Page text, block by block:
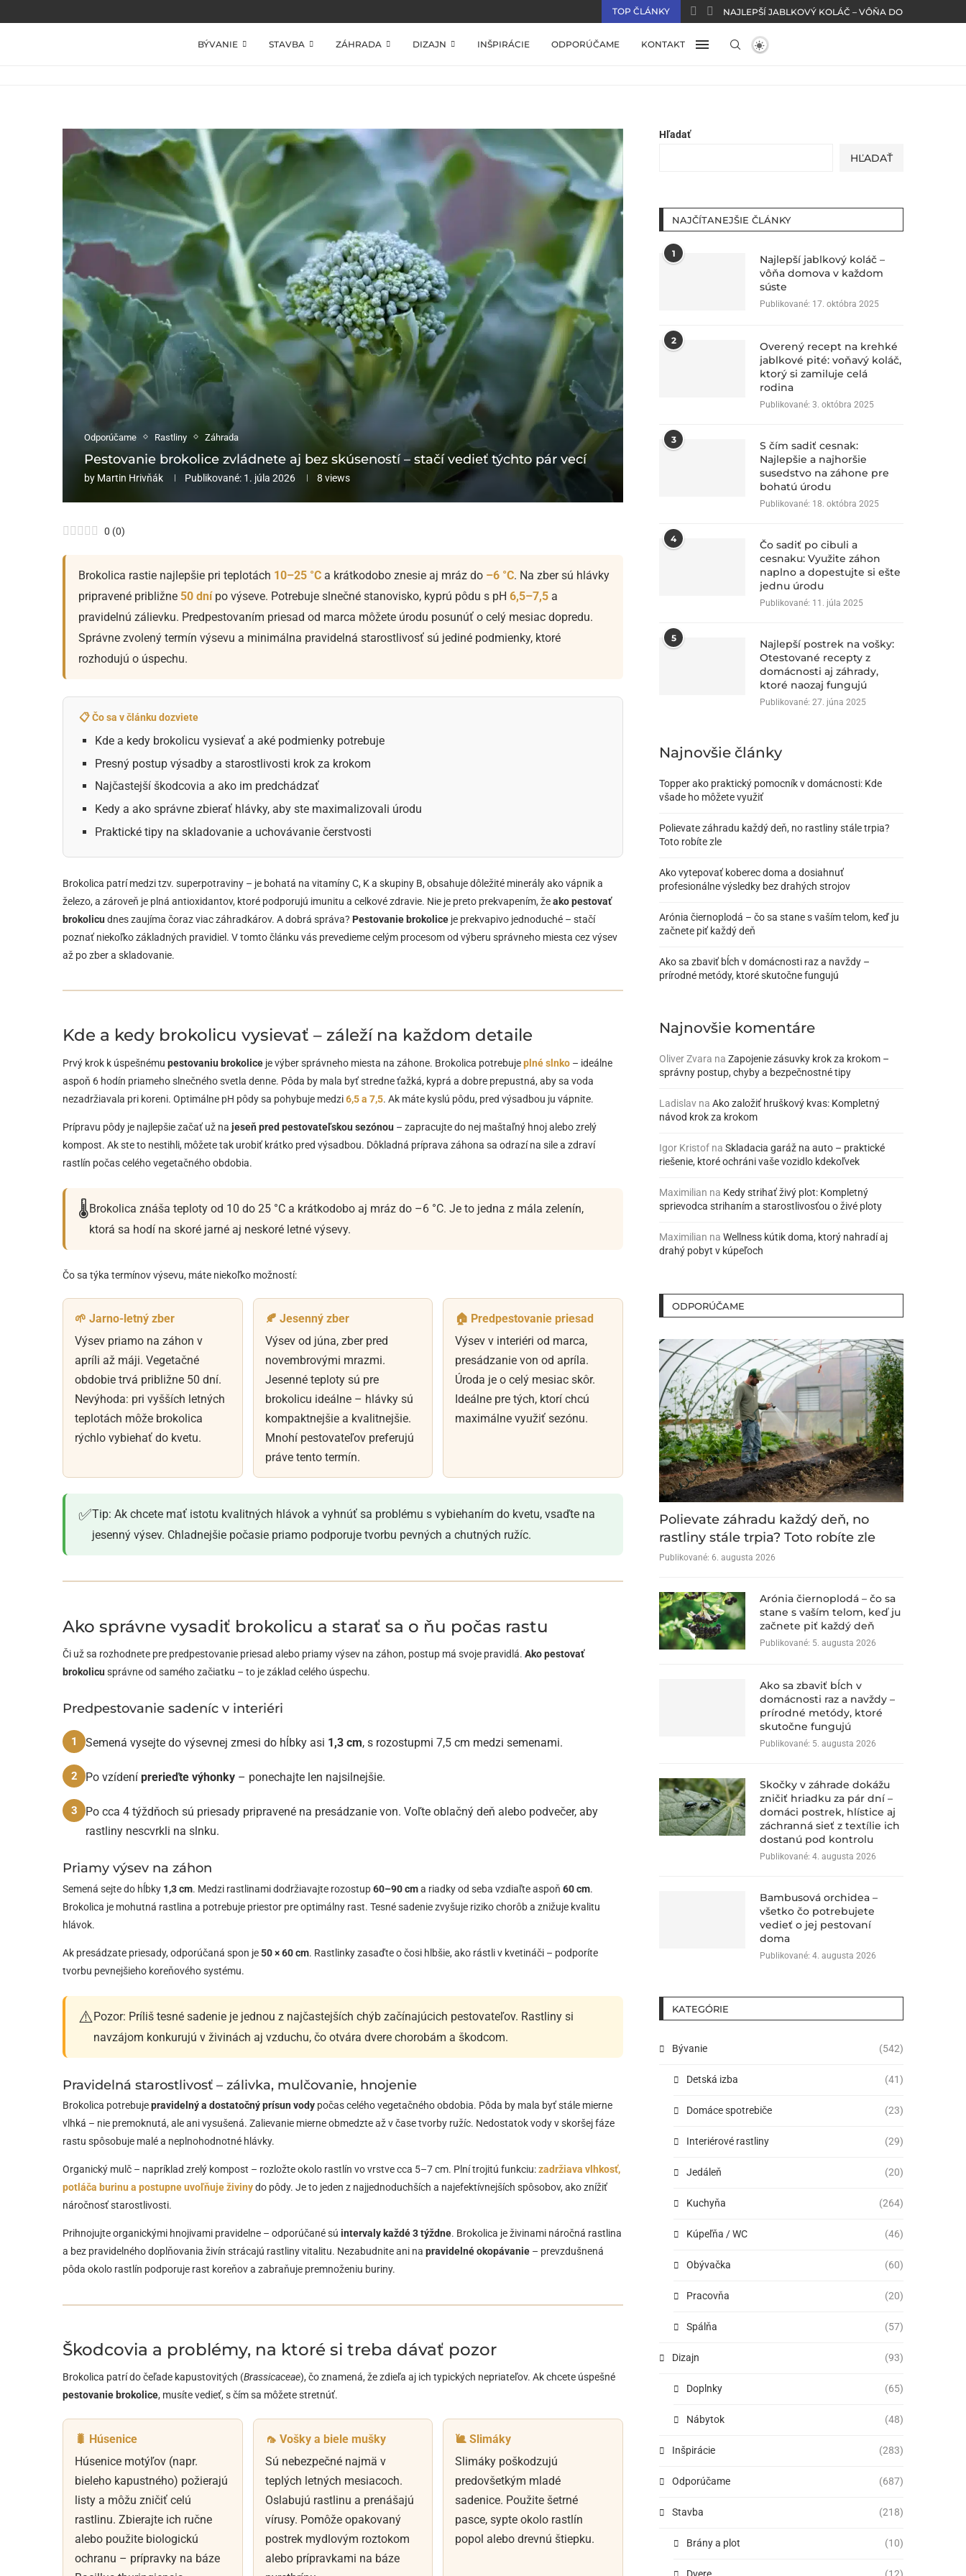
TOP ČLÁNKY NAJLEPŠÍ JABLKOVÝ KOLÁČ – VÔŇA DOMOVA V
BÝVANIE STAVBA ZÁHRADA DIZAJN INŠPIRÁCIE ODPORÚČAME KONTAKT
Odporúčame Rastliny Záhrada
Pestovanie brokolice zvládnete aj bez skúseností – stačí vedieť týchto pár vecí
by Martin Hrivňák Publikované: 1. júla 2026 8 views
0 (0)
Brokolica rastie najlepšie pri teplotách 10–25 °C a krátkodobo znesie aj mráz do –6 °C. Na zber sú hlávky
pripravené približne 50 dnípo výseve. Potrebuje slnečné stanovisko, kyprú pôdu s pH 6,5–7,5 a
pravidelnú zálievku. Predpestovaním priesad od marca môžete úrodu posunúť o celý mesiac dopredu.
Správne zvolený termín výsevu a minimálna pravidelná starostlivosť sú jediné podmienky, ktoré
rozhodujú o úspechu.
📋 Čo sa v článku dozviete
Kde a kedy brokolicu vysievať a aké podmienky potrebuje
Presný postup výsadby a starostlivosti krok za krokom
Najčastejší škodcovia a ako im predchádzať
Kedy a ako správne zbierať hlávky, aby ste maximalizovali úrodu
Praktické tipy na skladovanie a uchovávanie čerstvosti
Brokolica patrí medzi tzv. superpotraviny – je bohatá na vitamíny C, K a skupiny B, obsahuje dôležité minerály ako vápnik a
železo, a zároveň je plná antioxidantov, ktoré podporujú imunitu a celkové zdravie. Nie je preto prekvapením, žeako pestovať
brokolicu dnes zaujíma čoraz viac záhradkárov. A dobrá správa? Pestovanie brokolice je prekvapivo jednoduché – stačí
poznať niekoľko základných pravidiel. V tomto článku vás prevedieme celým procesom od výberu správneho miesta cez výsev
až po zber a skladovanie.
Kde a kedy brokolicu vysievať – záleží na každom detaile
Prvý krok k úspešnému pestovaniu brokolice je výber správneho miesta na záhone. Brokolica potrebujeplné slnko – ideálne
aspoň 6 hodín priameho slnečného svetla denne. Pôda by mala byť stredne ťažká, kyprá a dobre prepustná, aby sa voda
nezadržiavala pri koreni. Optimálne pH pôdy sa pohybuje medzi6,5 a 7,5. Ak máte kyslú pôdu, pred výsadbou ju vápnite.
Prípravu pôdy je najlepšie začať už na jeseň pred pestovateľskou sezónou – zapracujte do nej maštaľný hnoj alebo zrelý
kompost. Ak ste to nestihli, môžete tak urobiť krátko pred výsadbou. Dôkladná príprava záhona sa odrazí na sile a zdraví
rastlín počas celého vegetačného obdobia.
🌡️Brokolica znáša teploty od 10 do 25 °C a krátkodobo aj mráz do –6 °C. Je to jedna z mála zelenín,
ktorá sa hodí na skoré jarné aj neskoré letné výsevy.
Čo sa týka termínov výsevu, máte niekoľko možností:
🌱 Jarno-letný zber
Výsev priamo na záhon v
apríli až máji. Vegetačné
obdobie trvá približne 50 dní.
Nevýhoda: pri vyšších letných
teplotách môže brokolica
rýchlo vybiehať do kvetu.
🍂 Jesenný zber
Výsev od júna, zber pred
novembrovými mrazmi.
Jesenné teploty sú pre
brokolicu ideálne – hlávky sú
kompaktnejšie a kvalitnejšie.
Mnohí pestovateľov preferujú
práve tento termín.
🏠 Predpestovanie priesad
Výsev v interiéri od marca,
presádzanie von od apríla.
Úroda je o celý mesiac skôr.
Ideálne pre tých, ktorí chcú
maximálne využiť sezónu.
✅Tip: Ak chcete mať istotu kvalitných hlávok a vyhnúť sa problému s vybiehaním do kvetu, vsaďte na
jesenný výsev. Chladnejšie počasie priamo podporuje tvorbu pevných a chutných ružíc.
Ako správne vysadiť brokolicu a starať sa o ňu počas rastu
Či už sa rozhodnete pre predpestovanie priesad alebo priamy výsev na záhon, postup má svoje pravidlá. Ako pestovať
brokolicu správne od samého začiatku – to je základ celého úspechu.
Predpestovanie sadeníc v interiéri
1 Semená vysejte do výsevnej zmesi do hĺbky asi 1,3 cm, s rozostupmi 7,5 cm medzi semenami.
2 Po vzídení prerieďte výhonky – ponechajte len najsilnejšie.
3
Po cca 4 týždňoch sú priesady pripravené na presádzanie von. Voľte oblačný deň alebo podvečer, aby
rastliny nescvrkli na slnku.
Priamy výsev na záhon
Semená sejte do hĺbky 1,3 cm. Medzi rastlinami dodržiavajte rozostup60–90 cma riadky od seba vzdiaľte aspoň 60 cm.
Brokolica je mohutná rastlina a potrebuje priestor pre optimálny rast. Tesné sadenie zvyšuje riziko chorôb a znižuje kvalitu
hlávok.
Ak presádzate priesady, odporúčaná spon je50 × 60 cm. Rastlinky zasaďte o čosi hlbšie, ako rástli v kvetináči – podporíte
tvorbu pevnejšieho koreňového systému.
⚠️Pozor: Príliš tesné sadenie je jednou z najčastejších chýb začínajúcich pestovateľov. Rastliny si
navzájom konkurujú v živinách aj vzduchu, čo otvára dvere chorobám a škodcom.
Pravidelná starostlivosť – zálivka, mulčovanie, hnojenie
Brokolica potrebujepravidelný a dostatočný prísun vody počas celého vegetačného obdobia. Pôda by mala byť stále mierne
vlhká – nie premoknutá, ale ani vysušená. Zalievanie mierne obmedzte až v čase tvorby ružíc. Nedostatok vody v skoršej fáze
rastu spôsobuje malé a neplnohodnotné hlávky.
Organický mulč – napríklad zrelý kompost – rozložte okolo rastlín vo vrstve cca 5–7 cm. Plní trojitú funkciu:zadržiava vlhkosť,
potláča burinu a postupne uvoľňuje živinydo pôdy. Je to jeden z najjednoduchších a najefektívnejších spôsobov, ako znížiť
náročnosť starostlivosti.
Prihnojujte organickými hnojivami pravidelne – odporúčané sú intervaly každé 3 týždne. Brokolica je živinami náročná rastlina
a bez pravidelného doplňovania živín strácajú rastliny vitalitu. Nezabudnite ani na pravidelné okopávanie – prevzdušnená
pôda okolo rastlín podporuje rast koreňov a zabraňuje premnoženiu buriny.
Škodcovia a problémy, na ktoré si treba dávať pozor
Brokolica patrí do čeľade kapustovitých (Brassicaceae), čo znamená, že zdieľa aj ich typických nepriateľov. Ak chcete úspešné
pestovanie brokolice, musíte vedieť, s čím sa môžete stretnúť.
🐛 Húsenice
Húsenice motýľov (napr.
bieleho kapustného) požierajú
listy a môžu zničiť celú
rastlinu. Zbierajte ich ručne
alebo použite biologickú
ochranu – prípravky na báze
🦟 Vošky a biele mušky
Sú nebezpečné najmä v
teplých letných mesiacoch.
Oslabujú rastlinu a prenášajú
vírusy. Pomôže opakovaný
postrek mydlovým roztokom
alebo prípravkami na báze
🐌 Slimáky
Slimáky poškodzujú
predovšetkým mladé
sadenice. Použite šetrné
pasce, sypte okolo rastlín
popol alebo drevnú štiepku.
Hľadať
HĽADAŤ
NAJČÍTANEJŠIE ČLÁNKY
1
Najlepší jablkový koláč –
vôňa domova v každom
súste
Publikované: 17. októbra 2025
2
Overený recept na krehké
jablkové pité: voňavý koláč,
ktorý si zamiluje celá
rodina
Publikované: 3. októbra 2025
3
S čím sadiť cesnak:
Najlepšie a najhoršie
susedstvo na záhone pre
bohatú úrodu
Publikované: 18. októbra 2025
4
Čo sadiť po cibuli a
cesnaku: Využite záhon
naplno a dopestujte si ešte
jednu úrodu
Publikované: 11. júla 2025
5
Najlepší postrek na vošky:
Otestované recepty z
domácnosti aj záhrady,
ktoré naozaj fungujú
Publikované: 27. júna 2025
Najnovšie články
Topper ako praktický pomocník v domácnosti: Kde
všade ho môžete využiť
Polievate záhradu každý deň, no rastliny stále trpia?
Toto robíte zle
Ako vytepovať koberec doma a dosiahnuť
profesionálne výsledky bez drahých strojov
Arónia čiernoplodá – čo sa stane s vaším telom, keď ju
začnete piť každý deň
Ako sa zbaviť bĺch v domácnosti raz a navždy –
prírodné metódy, ktoré skutočne fungujú
Najnovšie komentáre
Oliver Zvara na Zapojenie zásuvky krok za krokom –
správny postup, chyby a bezpečnostné tipy
Ladislav na Ako založiť hruškový kvas: Kompletný
návod krok za krokom
Igor Kristof na Skladacia garáž na auto – praktické
riešenie, ktoré ochráni vaše vozidlo kdekoľvek
Maximilian na Kedy strihať živý plot: Kompletný
sprievodca strihaním a starostlivosťou o živé ploty
Maximilian na Wellness kútik doma, ktorý nahradí aj
drahý pobyt v kúpeľoch
ODPORÚČAME
Polievate záhradu každý deň, no
rastliny stále trpia? Toto robíte zle
Publikované: 6. augusta 2026
Arónia čiernoplodá – čo sa
stane s vaším telom, keď ju
začnete piť každý deň
Publikované: 5. augusta 2026
Ako sa zbaviť bĺch v
domácnosti raz a navždy –
prírodné metódy, ktoré
skutočne fungujú
Publikované: 5. augusta 2026
Skočky v záhrade dokážu
zničiť hriadku za pár dní –
domáci postrek, hlístice aj
záchranná sieť z textílie ich
dostanú pod kontrolu
Publikované: 4. augusta 2026
Bambusová orchidea –
všetko čo potrebujete
vedieť o jej pestovaní
doma
Publikované: 4. augusta 2026
KATEGÓRIE
Bývanie (542)
Detská izba (41)
Domáce spotrebiče (23)
Interiérové rastliny (29)
Jedáleň (20)
Kuchyňa (264)
Kúpeľňa / WC (46)
Obývačka (60)
Pracovňa (20)
Spálňa (57)
Dizajn (93)
Doplnky (65)
Nábytok (48)
Inšpirácie (283)
Odporúčame (687)
Stavba (218)
Brány a plot (10)
Dvere (12)